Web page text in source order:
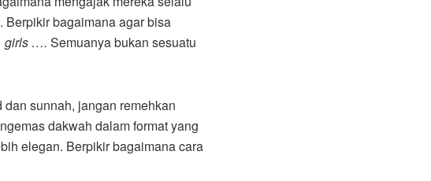
bagaimana agar bisa
girls …. Semuanya bukan sesuatu
sunnah, jangan remehkan
dakwah dalam format yang
elegan. Berpikir bagaimana cara